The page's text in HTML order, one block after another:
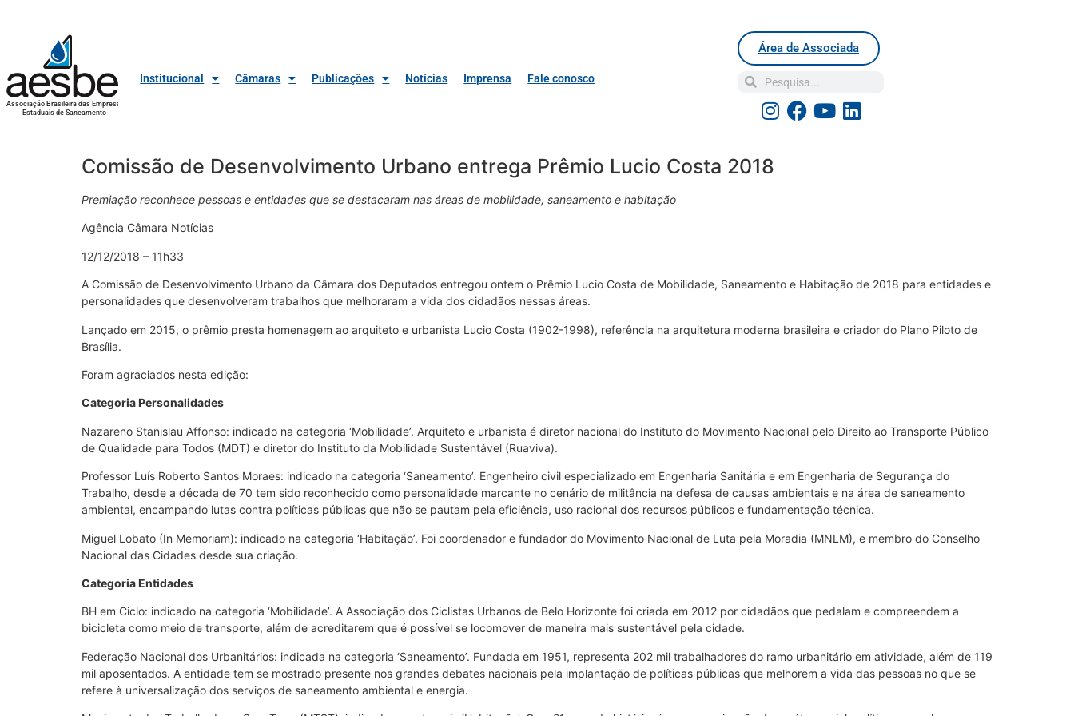
Associação Brasileira das Empresas
Estaduais de Saneamento
Institucional Câmaras Publicações Notícias Imprensa Fale conosco
Área de Associada
Comissão de Desenvolvimento Urbano entrega Prêmio Lucio Costa 2018
Premiação reconhece pessoas e entidades que se destacaram nas áreas de mobilidade, saneamento e habitação
Agência Câmara Notícias
12/12/2018 – 11h33
A Comissão de Desenvolvimento Urbano da Câmara dos Deputados entregou ontem o Prêmio Lucio Costa de Mobilidade, Saneamento e Habitação de 2018 para entidades e
personalidades que desenvolveram trabalhos que melhoraram a vida dos cidadãos nessas áreas.
Lançado em 2015, o prêmio presta homenagem ao arquiteto e urbanista Lucio Costa (1902-1998), referência na arquitetura moderna brasileira e criador do Plano Piloto de
Brasília.
Foram agraciados nesta edição:
Categoria Personalidades
Nazareno Stanislau Affonso: indicado na categoria ‘Mobilidade’. Arquiteto e urbanista é diretor nacional do Instituto do Movimento Nacional pelo Direito ao Transporte Público
de Qualidade para Todos (MDT) e diretor do Instituto da Mobilidade Sustentável (Ruaviva).
Professor Luís Roberto Santos Moraes: indicado na categoria ‘Saneamento’. Engenheiro civil especializado em Engenharia Sanitária e em Engenharia de Segurança do
Trabalho, desde a década de 70 tem sido reconhecido como personalidade marcante no cenário de militância na defesa de causas ambientais e na área de saneamento
ambiental, encampando lutas contra políticas públicas que não se pautam pela eficiência, uso racional dos recursos públicos e fundamentação técnica.
Miguel Lobato (In Memoriam): indicado na categoria ‘Habitação’. Foi coordenador e fundador do Movimento Nacional de Luta pela Moradia (MNLM), e membro do Conselho
Nacional das Cidades desde sua criação.
Categoria Entidades
BH em Ciclo: indicado na categoria ‘Mobilidade’. A Associação dos Ciclistas Urbanos de Belo Horizonte foi criada em 2012 por cidadãos que pedalam e compreendem a
bicicleta como meio de transporte, além de acreditarem que é possível se locomover de maneira mais sustentável pela cidade.
Federação Nacional dos Urbanitários: indicada na categoria ‘Saneamento’. Fundada em 1951, representa 202 mil trabalhadores do ramo urbanitário em atividade, além de 119
mil aposentados. A entidade tem se mostrado presente nos grandes debates nacionais pela implantação de políticas públicas que melhorem a vida das pessoas no que se
refere à universalização dos serviços de saneamento ambiental e energia.